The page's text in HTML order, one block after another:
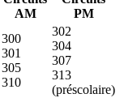
AM
PM
300
301
305
310
302
304
307
313
(préscolaire)